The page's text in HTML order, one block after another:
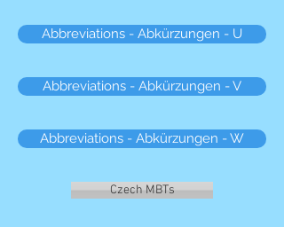
Abbreviations - Abkürzungen - U
Abbreviations - Abkürzungen - V
Abbreviations - Abkürzungen - W
Czech MBTs